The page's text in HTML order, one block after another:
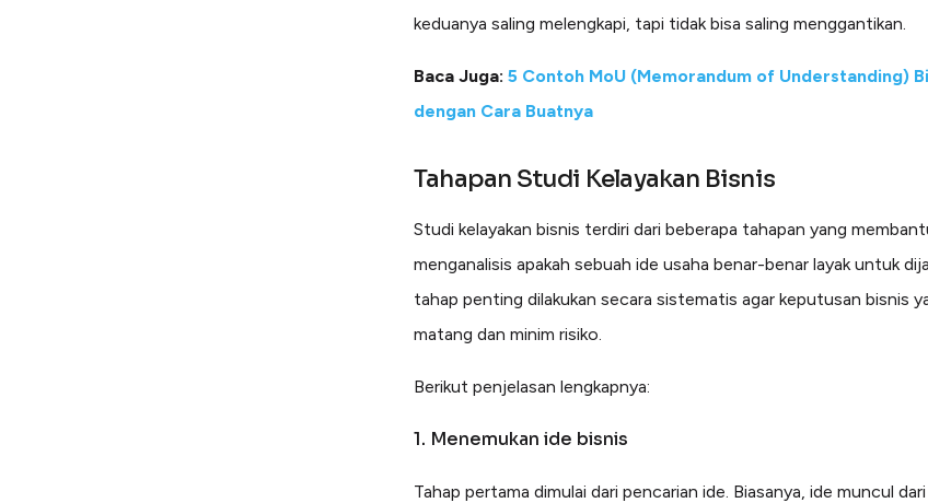
keduanya saling melengkapi, tapi tidak bisa saling menggantikan.
Baca Juga: 5 Contoh MoU (Memorandum of Understanding)
dengan Cara Buatnya
Tahapan Studi Kelayakan Bisnis
Studi kelayakan bisnis terdiri dari beberapa tahapan yang
menganalisis apakah sebuah ide usaha benar-benar layak untuk
tahap penting dilakukan secara sistematis agar keputusan bisnis
matang dan minim risiko.
Berikut penjelasan lengkapnya:
1. Menemukan ide bisnis
Tahap pertama dimulai dari pencarian ide. Biasanya, ide muncul